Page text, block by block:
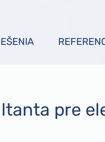
pre